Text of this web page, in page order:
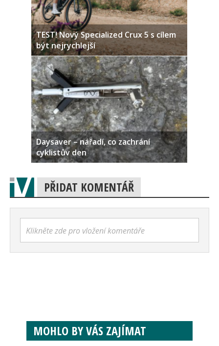
TEST! Nový Specialized Crux 5 s cílem
být nejrychlejší
Daysaver – nářadí, co zachrání
cyklistův den
PŘIDAT KOMENTÁŘ
Klikněte zde pro vložení komentáře
MOHLO BY VÁS ZAJÍMAT